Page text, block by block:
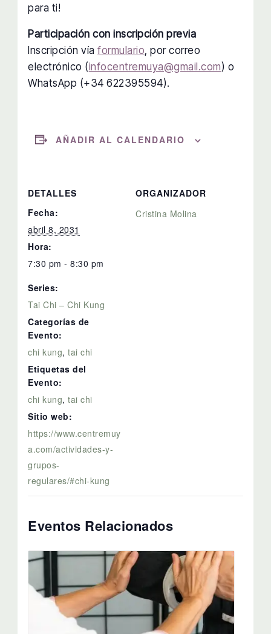
para ti!
Participación con inscripción previa
Inscripción víaformulario, por correo
electrónico (infocentremuya@gmail.com) o
WhatsApp (+34 622395594).
AÑADIR AL CALENDARIO
DETALLES
Fecha:
abril 8, 2031
Hora:
7:30 pm - 8:30 pm
Series:
Tai Chi – Chi Kung
Categorías de
Evento:
chi kung,tai chi
Etiquetas del
Evento:
chi kung,tai chi
Sitio web:
https://www.centremuy
a.com/actividades-y-
grupos-
regulares/#chi-kung
ORGANIZADOR
Cristina Molina
Eventos Relacionados